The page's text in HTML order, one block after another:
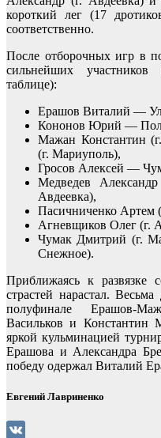
короткий лег (17
соответственно.
После отборочных игр в
сильнейших участников
таблице):
Ерашов Виталий —
Кононов Юрий —
Мажан Константин
(г. Мариуполь),
Гросов Алексей —
Медведев
Авдеевка),
Пасичниченко Артем
Агневщиков Олег (г.
Чумак Дмитрий (г.
Снежное).
Приближаясь к развязке
страстей нарастал.
полуфинале Ерашов-
Васильков и Константин
яркой кульминацией
Ерашова и Александра
победу одержал Виталий
Евгений Лавриненко